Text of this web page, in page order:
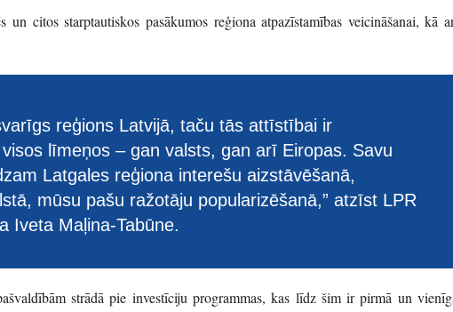
un citos starptautiskos pasākumos reģiona atpazīstamības veicināšanai, kā
reģions Latvijā, taču tās attīstībai ir
līmeņos – gan valsts, gan arī Eiropas. Savu
Latgales reģiona interešu aizstāvēšanā,
mūsu pašu ražotāju popularizēšanā,” atzīst LPR
Iveta Maļina-Tabūne.
strādā pie investīciju programmas, kas līdz šim ir pirmā un